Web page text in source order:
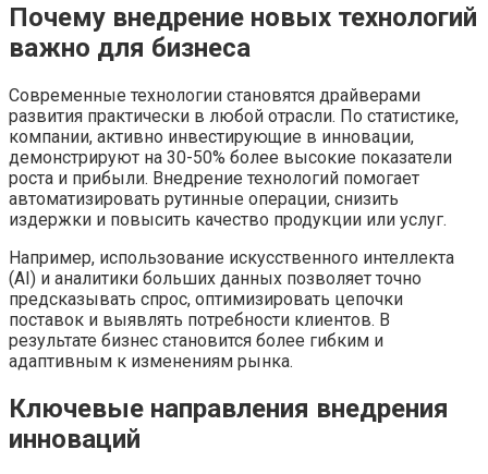
Почему внедрение новых технологий
важно для бизнеса
Современные технологии становятся драйверами
развития практически в любой отрасли. По статистике,
компании, активно инвестирующие в инновации,
демонстрируют на 30-50% более высокие показатели
роста и прибыли. Внедрение технологий помогает
автоматизировать рутинные операции, снизить
издержки и повысить качество продукции или услуг.
Например, использование искусственного интеллекта
(AI) и аналитики больших данных позволяет точно
предсказывать спрос, оптимизировать цепочки
поставок и выявлять потребности клиентов. В
результате бизнес становится более гибким и
адаптивным к изменениям рынка.
Ключевые направления внедрения
инноваций